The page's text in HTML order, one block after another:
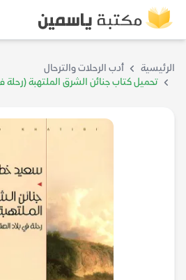
الرئيسية
أدب الرحلات والترحال
تحميل كتاب جنائن الشرق الملتهبة (رحلة